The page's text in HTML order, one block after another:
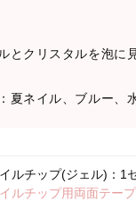
とクリスタルを泡に
夏ネイル、ブルー、
ルチップ(ジェル)：1
ルチップ用両面テープ